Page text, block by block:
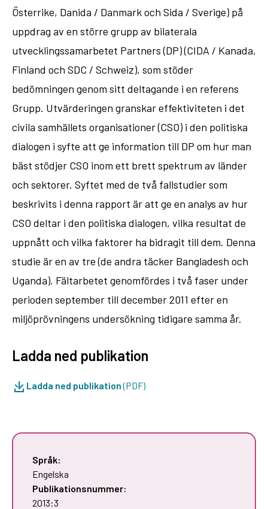
Österrike, Danida / Danmark och Sida / Sverige) på
uppdrag av en större grupp av bilaterala
utvecklingssamarbetet Partners (DP) (CIDA / Kanada,
Finland och SDC / Schweiz), som stöder
bedömningen genom sitt deltagande i en referens
Grupp. Utvärderingen granskar effektiviteten i det
civila samhällets organisationer (CSO) i den politiska
dialogen i syfte att ge information till DP om hur man
bäst stödjer CSO inom ett brett spektrum av länder
och sektorer. Syftet med de två fallstudier som
beskrivits i denna rapport är att ge en analys av hur
CSO deltar i den politiska dialogen, vilka resultat de
uppnått och vilka faktorer ha bidragit till dem. Denna
studie är en av tre (de andra täcker Bangladesh och
Uganda). Fältarbetet genomfördes i två faser under
perioden september till december 2011 efter en
miljöprövningens undersökning tidigare samma år.
Ladda ned publikation
Ladda ned publikation(PDF)
Språk:
Engelska
Publikationsnummer:
2013:3